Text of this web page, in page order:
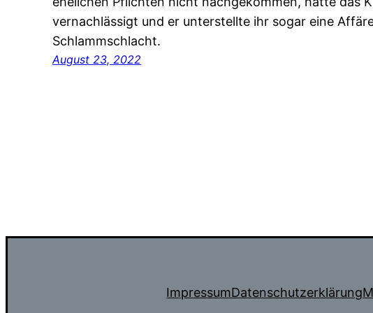
vernachlässigt und er unterstellte ihr sogar eine
Schlammschlacht.
August 23, 2022
ImpressumDatenschutzerklärung